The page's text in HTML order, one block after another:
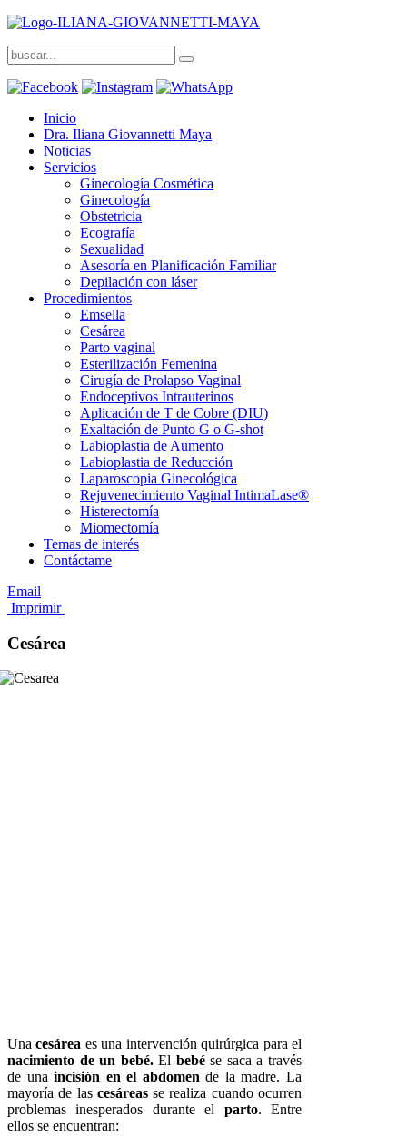
Inicio
Dra. Iliana Giovannetti Maya
Noticias
Servicios
Ginecología Cosmética
Ginecología
Obstetricia
Ecografía
Sexualidad
Asesoría en Planificación Familiar
Depilación con láser
Procedimientos
Emsella
Cesárea
Parto vaginal
Esterilización Femenina
Cirugía de Prolapso Vaginal
Endoceptivos Intrauterinos
Aplicación de T de Cobre (DIU)
Exaltación de Punto G o G-shot
Labioplastia de Aumento
Labioplastia de Reducción
Laparoscopia Ginecológica
Rejuvenecimiento Vaginal IntimaLase®
Histerectomía
Miomectomía
Temas de interés
Contáctame
Email
Imprimir
Cesárea
Unacesárea es una intervención quirúrgica para el
nacimiento de un bebé.El bebése saca a través
de unaincisión en el abdomende la madre. La
mayoría de las cesáreasse realiza cuando ocurren
problemas inesperados durante el parto. Entre
ellos se encuentran: